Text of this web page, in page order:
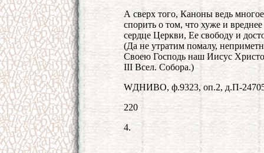
А сверх того, Каноны ведь
спорить о том, что хуже и
сердце Церкви, Ее свободу и
(Да не утратим помалу,
Своею Господь наш Иисус
III Всел. Собора.)
WДНИВО, ф.9323, оп.2, д.П-
220
4.